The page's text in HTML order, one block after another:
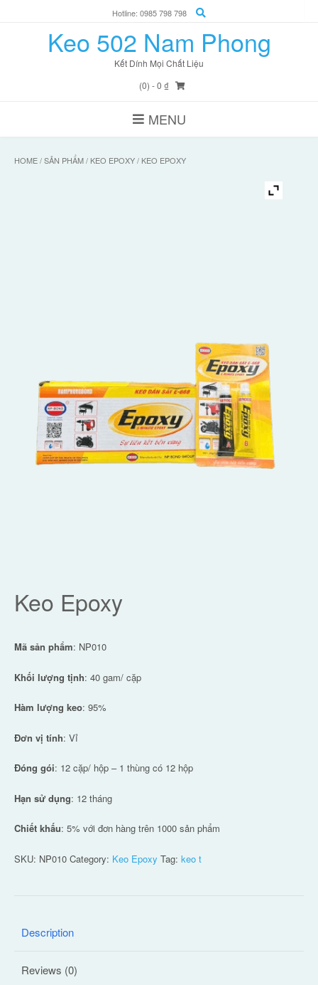
Hotline: 0985 798 798
Keo 502 Nam Phong
Kết Dính Mọi Chất Liệu
(0) - 0 ₫
MENU
HOME/SẢN PHẨM/ KEO EPOXY/ KEO EPOXY
Keo Epoxy
Mã sản phẩm: NP010
Khối lượng tịnh: 40 gam/ cặp
Hàm lượng keo: 95%
Đơn vị tính: Vỉ
Đóng gói: 12 cặp/ hộp – 1 thùng có 12 hộp
Hạn sử dụng: 12 tháng
Chiết khấu: 5% với đơn hàng trên 1000 sản phẩm
SKU: NP010 Category: Keo Epoxy Tag: keo t
Description
Reviews (0)